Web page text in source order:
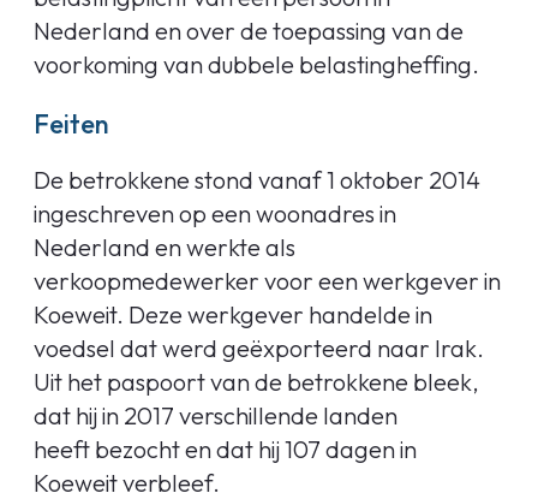
Nederland en over de toepassing van de
voorkoming van dubbele belastingheffing.
Feiten
De betrokkene stond vanaf 1 oktober 2014
ingeschreven op een woonadres in
Nederland en werkte als
verkoopmedewerker voor een werkgever in
Koeweit. Deze werkgever handelde in
voedsel dat werd geëxporteerd naar Irak.
Uit het paspoort van de betrokkene bleek,
dat hij in 2017 verschillende landen
heeft bezocht en dat hij 107 dagen in
Koeweit verbleef.